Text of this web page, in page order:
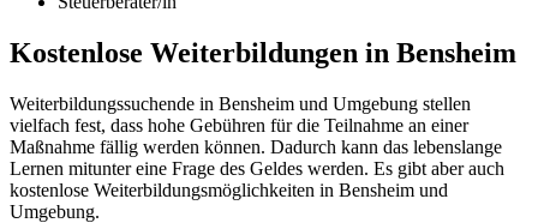
Kostenlose Weiterbildungen in Bensheim
Weiterbildungssuchende in Bensheim und Umgebung stellen
vielfach fest, dass hohe Gebühren für die Teilnahme an einer
Maßnahme fällig werden können. Dadurch kann das lebenslange
Lernen mitunter eine Frage des Geldes werden. Es gibt aber auch
kostenlose Weiterbildungsmöglichkeiten in Bensheim und
Umgebung.